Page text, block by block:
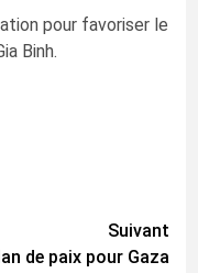
pour favoriser le
Binh.
Suivant
de paix pour Gaza